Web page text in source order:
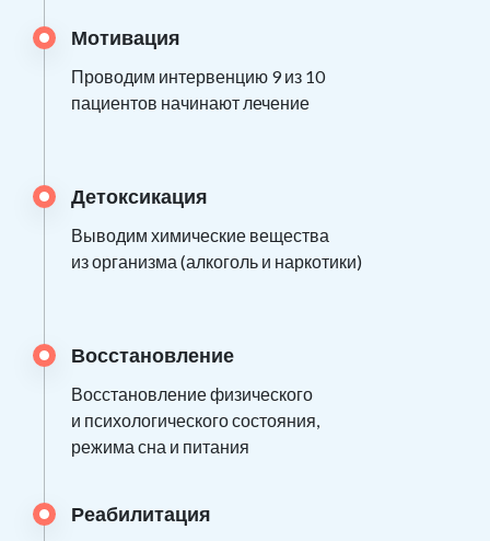
Мотивация
Проводим интервенцию 9 из 10
пациентов начинают лечение
Детоксикация
Выводим химические вещества
из организма (алкоголь и наркотики)
Восстановление
Восстановление физического
и психологического состояния,
режима сна и питания
Реабилитация